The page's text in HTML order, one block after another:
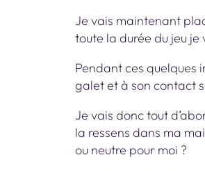
Je vais maintenant
toute la durée du jeu
Pendant ces quelques
galet et à son contact
Je vais donc tout
la ressens dans ma
ou neutre pour moi ?